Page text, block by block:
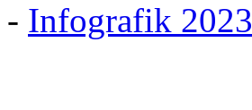
- Infografik 2023